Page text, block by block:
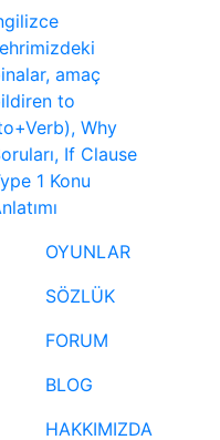
amaç
to
Why
If Clause
1 Konu
OYUNLAR
SÖZLÜK
FORUM
BLOG
HAKKIMIZDA